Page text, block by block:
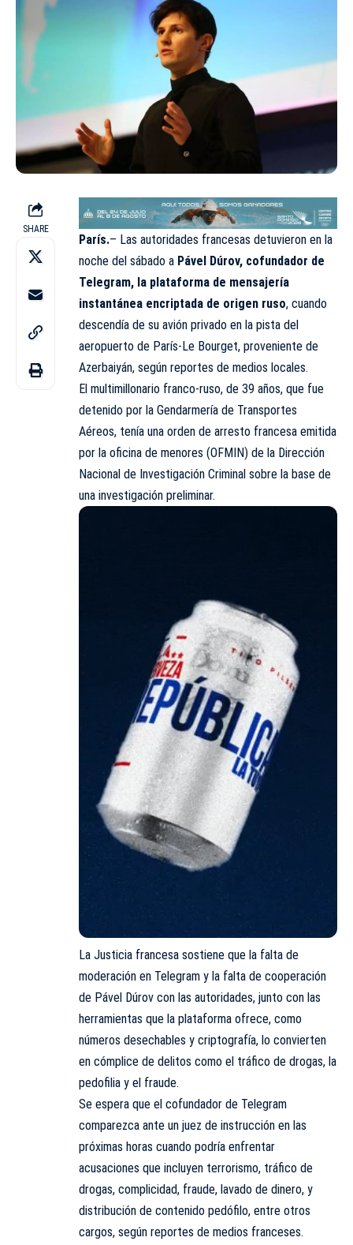
SHARE
París.– Las autoridades francesas detuvieron en la
noche del sábado a Pável Dúrov, cofundador de
Telegram, la plataforma de mensajería
instantánea encriptada de origen ruso, cuando
descendía de su avión privado en la pista del
aeropuerto de París-Le Bourget, proveniente de
Azerbaiyán, según reportes de medios locales.
El multimillonario franco-ruso, de 39 años, que fue
detenido por la Gendarmería de Transportes
Aéreos, tenía una orden de arresto francesa emitida
por la oficina de menores (OFMIN) de la Dirección
Nacional de Investigación Criminal sobre la base de
una investigación preliminar.
La Justicia francesa sostiene que la falta de
moderación en Telegram y la falta de cooperación
de Pável Dúrov con las autoridades, junto con las
herramientas que la plataforma ofrece, como
números desechables y criptografía, lo convierten
en cómplice de delitos como el tráfico de drogas, la
pedofilia y el fraude.
Se espera que el cofundador de Telegram
comparezca ante un juez de instrucción en las
próximas horas cuando podría enfrentar
acusaciones que incluyen terrorismo, tráfico de
drogas, complicidad, fraude, lavado de dinero, y
distribución de contenido pedófilo, entre otros
cargos, según reportes de medios franceses.